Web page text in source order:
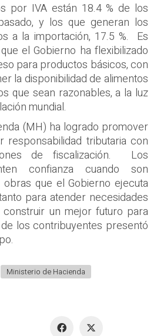
por IVA están 18.4 % de los
y los que generan los
a la importación, 17.5 %. Es
el Gobierno ha flexibilizado
para productos básicos, con
la disponibilidad de alimentos
que sean razonables, a la luz
mundial.
(MH) ha logrado promover
responsabilidad tributaria con
de fiscalización. Los
confianza cuando son
que el Gobierno ejecuta
para atender necesidades
un mejor futuro para
los contribuyentes presentó
Ministerio de Hacienda